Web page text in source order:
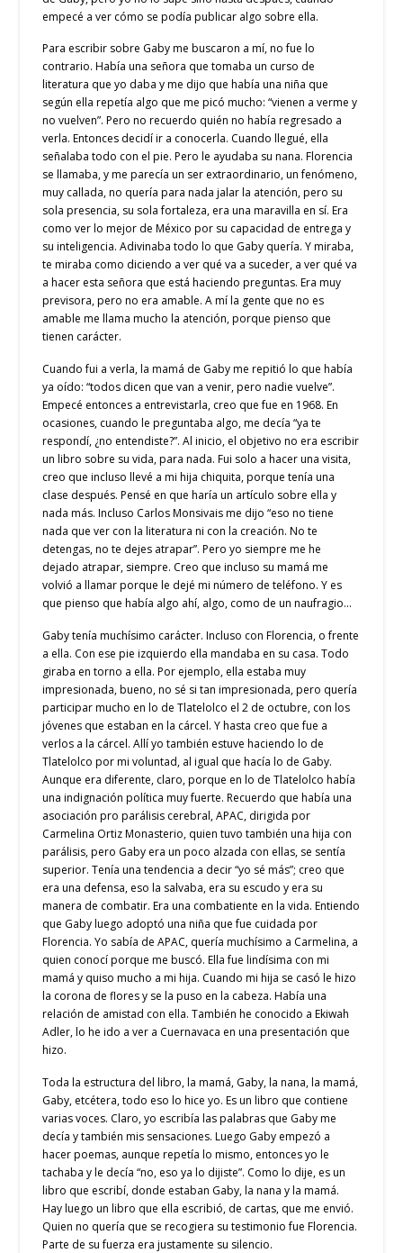
empecé a ver cómo se podía publicar algo sobre ella.
Para escribir sobre Gaby me buscaron a mí, no fue lo
contrario. Había una señora que tomaba un curso de
literatura que yo daba y me dijo que había una niña que
según ella repetía algo que me picó mucho: “vienen a verme y
no vuelven”. Pero no recuerdo quién no había regresado a
verla. Entonces decidí ir a conocerla. Cuando llegué, ella
señalaba todo con el pie. Pero le ayudaba su nana. Florencia
se llamaba, y me parecía un ser extraordinario, un fenómeno,
muy callada, no quería para nada jalar la atención, pero su
sola presencia, su sola fortaleza, era una maravilla en sí. Era
como ver lo mejor de México por su capacidad de entrega y
su inteligencia. Adivinaba todo lo que Gaby quería. Y miraba,
te miraba como diciendo a ver qué va a suceder, a ver qué va
a hacer esta señora que está haciendo preguntas. Era muy
previsora, pero no era amable. A mí la gente que no es
amable me llama mucho la atención, porque pienso que
tienen carácter.
Cuando fui a verla, la mamá de Gaby me repitió lo que había
ya oído: “todos dicen que van a venir, pero nadie vuelve”.
Empecé entonces a entrevistarla, creo que fue en 1968. En
ocasiones, cuando le preguntaba algo, me decía “ya te
respondí, ¿no entendiste?”. Al inicio, el objetivo no era escribir
un libro sobre su vida, para nada. Fui solo a hacer una visita,
creo que incluso llevé a mi hija chiquita, porque tenía una
clase después. Pensé en que haría un artículo sobre ella y
nada más. Incluso Carlos Monsivais me dijo “eso no tiene
nada que ver con la literatura ni con la creación. No te
detengas, no te dejes atrapar”. Pero yo siempre me he
dejado atrapar, siempre. Creo que incluso su mamá me
volvió a llamar porque le dejé mi número de teléfono. Y es
que pienso que había algo ahí, algo, como de un naufragio…
Gaby tenía muchísimo carácter. Incluso con Florencia, o frente
a ella. Con ese pie izquierdo ella mandaba en su casa. Todo
giraba en torno a ella. Por ejemplo, ella estaba muy
impresionada, bueno, no sé si tan impresionada, pero quería
participar mucho en lo de Tlatelolco el 2 de octubre, con los
jóvenes que estaban en la cárcel. Y hasta creo que fue a
verlos a la cárcel. Allí yo también estuve haciendo lo de
Tlatelolco por mi voluntad, al igual que hacía lo de Gaby.
Aunque era diferente, claro, porque en lo de Tlatelolco había
una indignación política muy fuerte. Recuerdo que había una
asociación pro parálisis cerebral, APAC, dirigida por
Carmelina Ortiz Monasterio, quien tuvo también una hija con
parálisis, pero Gaby era un poco alzada con ellas, se sentía
superior. Tenía una tendencia a decir “yo sé más”; creo que
era una defensa, eso la salvaba, era su escudo y era su
manera de combatir. Era una combatiente en la vida. Entiendo
que Gaby luego adoptó una niña que fue cuidada por
Florencia. Yo sabía de APAC, quería muchísimo a Carmelina, a
quien conocí porque me buscó. Ella fue lindísima con mi
mamá y quiso mucho a mi hija. Cuando mi hija se casó le hizo
la corona de flores y se la puso en la cabeza. Había una
relación de amistad con ella. También he conocido a Ekiwah
Adler, lo he ido a ver a Cuernavaca en una presentación que
hizo.
Toda la estructura del libro, la mamá, Gaby, la nana, la mamá,
Gaby, etcétera, todo eso lo hice yo. Es un libro que contiene
varias voces. Claro, yo escribía las palabras que Gaby me
decía y también mis sensaciones. Luego Gaby empezó a
hacer poemas, aunque repetía lo mismo, entonces yo le
tachaba y le decía “no, eso ya lo dijiste”. Como lo dije, es un
libro que escribí, donde estaban Gaby, la nana y la mamá.
Hay luego un libro que ella escribió, de cartas, que me envió.
Quien no quería que se recogiera su testimonio fue Florencia.
Parte de su fuerza era justamente su silencio.